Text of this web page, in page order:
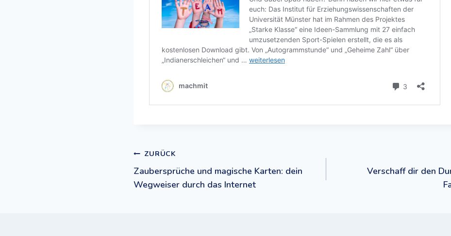
Beitragsnavigation
ZURÜCK
Zaubersprüche und magische Karten: dein
Wegweiser durch das Internet
Verschaff dir den